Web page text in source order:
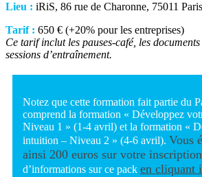
Lieu : iRiS, 86 rue de Charonne, 75011 Paris
Tarif : 650 € (+20% pour les entreprises)
Ce tarif inclut les pauses-café, les
sessions d’entraînement.
Notez que cette formation fait partie du
comprend la formation « Développez
Niveau 1 » (1-4 avril) et la formation «
intuition – Niveau 2 » (4-6 avril). Vous
ainsi 200 euros sur votre
d’informations sur ce pack en cliquant